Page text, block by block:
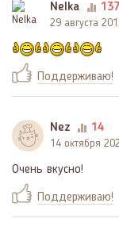
Nelka
137
29 августа
Поддерживаю!
Nez 14
14 октября
Очень вкусно!
Поддерживаю!